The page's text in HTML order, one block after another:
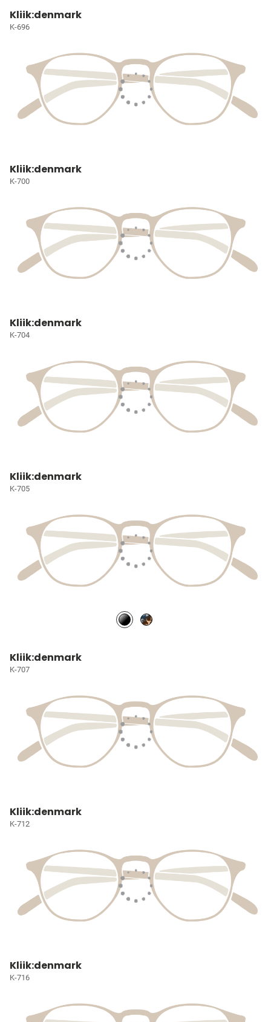
Kliik:denmark
K-696
Kliik:denmark
K-700
Kliik:denmark
K-704
Kliik:denmark
K-705
Kliik:denmark
K-707
Kliik:denmark
K-712
Kliik:denmark
K-716